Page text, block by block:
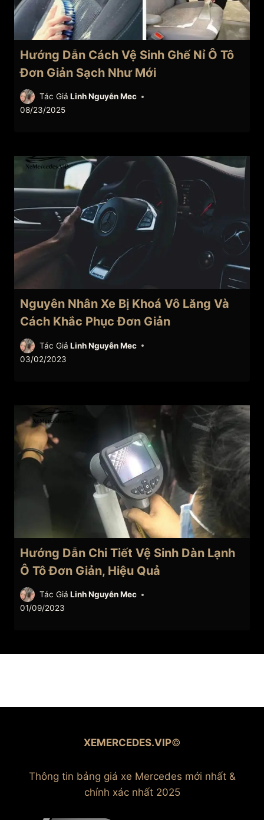
Hướng Dẫn Cách Vệ Sinh Ghế Nỉ Ô Tô
Đơn Giản Sạch Như Mới
Tác Giả Linh Nguyễn Mec
08/23/2025
Nguyên Nhân Xe Bị Khoá Vô Lăng Và
Cách Khắc Phục Đơn Giản
Tác Giả Linh Nguyễn Mec
03/02/2023
Hướng Dẫn Chi Tiết Vệ Sinh Dàn Lạnh
Ô Tô Đơn Giản, Hiệu Quả
Tác Giả Linh Nguyễn Mec
01/09/2023
XEMERCEDES.VIP©
Thông tin bảng giá xe Mercedes mới nhất &
chính xác nhất 2025